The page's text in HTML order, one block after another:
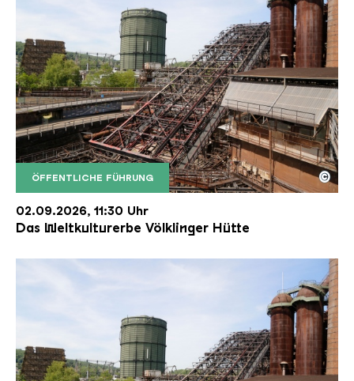
ÖFFENTLICHE FÜHRUNG
Der Erzschrägaufzug der Völklinger Hütte mit
Copyright: Weltkulturerbe Völklinger Hütte | Karl
©
02.09.2026, 11:30 Uhr
Das Weltkulturerbe Völklinger Hütte